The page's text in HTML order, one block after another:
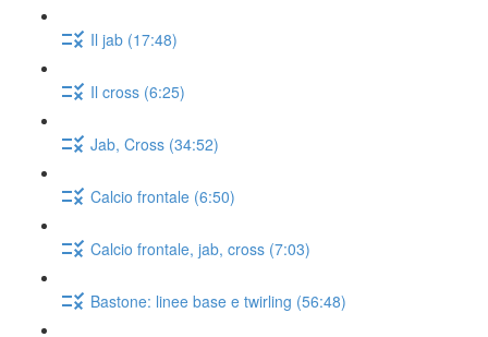
Il jab (17:48)
Il cross (6:25)
Jab, Cross (34:52)
Calcio frontale (6:50)
Calcio frontale, jab, cross (7:03)
Bastone: linee base e twirling (56:48)